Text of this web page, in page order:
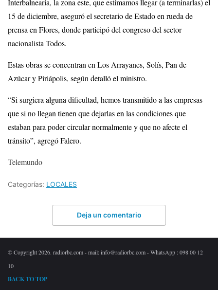
Interbalnearia, la zona este, que estimamos llegar (a terminarlas) el
15 de diciembre, aseguró el secretario de Estado en rueda de
prensa en Flores, donde participó del congreso del sector
nacionalista Todos.
Estas obras se concentran en Los Arrayanes, Solís, Pan de
Azúcar y Piriápolis, según detalló el ministro.
“Si surgiera alguna dificultad, hemos transmitido a las empresas
que si no llegan tienen que dejarlas en las condiciones que
estaban para poder circular normalmente y que no afecte el
tránsito”, agregó Falero.
Telemundo
Categorías: LOCALES
Deja un comentario
© Copyright 2026. radiorbc.com - mail: info@radiorbc.com - WhatsApp : 098 00 12
10
BACK TO TOP